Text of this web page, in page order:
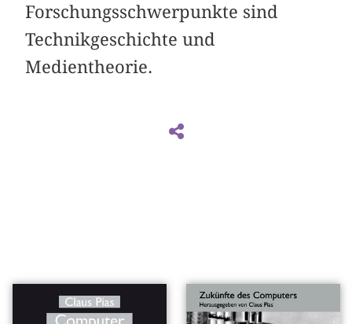
Forschungsschwerpunkte sind
Technikgeschichte und
Medientheorie.